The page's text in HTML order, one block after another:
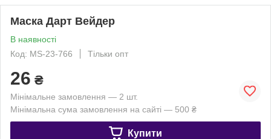
Маска Дарт Вейдер
В наявності
Код: MS-23-766
Тільки опт
26 ₴
Мінімальне замовлення — 2 шт.
Мінімальна сума замовлення на сайті — 500 ₴
Купити